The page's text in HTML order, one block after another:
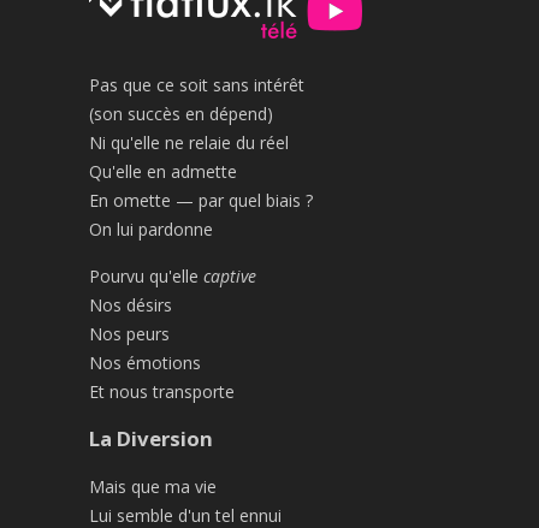
Pas que ce soit sans intérêt
(son succès en dépend)
Ni qu'elle ne relaie du réel
Qu'elle en admette
En omette — par quel biais ?
On lui pardonne
Pourvu qu'elle captive
Nos désirs
Nos peurs
Nos émotions
Et nous transporte
La Diversion
Mais que ma vie
Lui semble d'un tel ennui